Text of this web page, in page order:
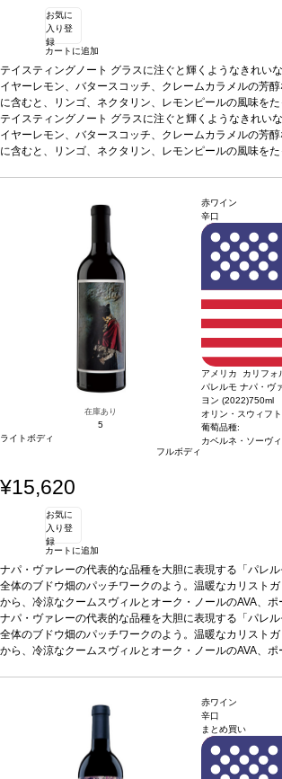
お気に
入り登
録
カートに追加
テイスティングノート グラスに注ぐと輝くようなきれい
イヤーレモン、バタースコッチ、クレームカラメルの芳
に含むと、リンゴ、ネクタリン、レモンピールの風味を
のレモンカスタードとプラリネの風味が広がるミッドパ
行する。フィニッシュは生き生きとして滑らか、カラメ
が残る。合う料理
グリルしたシーフード、ホタテ、タラ
テイスティングノート グラスに注ぐと輝くようなきれい
イヤーレモン、バタースコッチ、クレームカラメルの芳
に含むと、リンゴ、ネクタリン、レモンピールの風味を
グリルしたシーフード、ホタテ、タラ
シャルドネ
*本ヴィンテージが在庫切れ
同様の場合は自動的に次のヴィンテージに変更されます
在庫あり
5
ライトボディ
フルボディ
赤ワイン
辛口
アメリカ カリフォ
パレルモ ナパ・ヴ
ヨン (2022)750ml
オリン・スウィフ
葡萄品種:
カベルネ・ソーヴ
¥15,620
お気に
入り登
録
カートに追加
ナパ・ヴァレーの代表的な品種を大胆に表現する「パレ
全体のブドウ畑のパッチワークのよう。温暖なカリスト
から、冷涼なクームスヴィルとオーク・ノールのAVA、
ス・ピークのユニークなミクロクリマ（微気候）、そし
ィルの有名な土壌まで、真のナパ・ヴァレーすべてが詰
品質基準を満たすために畑で作業した結果、オリン・ス
ボイセンベリー、熟したエルダーベリー、チャパラル、シ
むと、カシス、ブラックベリー、セイボリーなどの芳醇な
イムを伴う。複雑でしっかりとした、熟した黒果実に、柔
続き、リコリス、黒胡椒、スターアニスのフィニッシュ
ベルネ・ソーヴィニヨン*本ヴィンテージが在庫切れの場
ナパ・ヴァレーの代表的な品種を大胆に表現する「パレ
全体のブドウ畑のパッチワークのよう。温暖なカリスト
から、冷涼なクームスヴィルとオーク・ノールのAVA、
品質基準を満たすために畑で作業した結果、オリン・スフ
りながら、伝統的なカベルネのワインを造る。
ルのはっきりとした縁に、濃いガーネットの色調。噛み応
ボイセンベリー、熟したエルダーベリー、チャパラル、
むと、カシス、ブラックベリー、セイボリーなどの芳醇
赤ワイン
辛口
まとめ買い